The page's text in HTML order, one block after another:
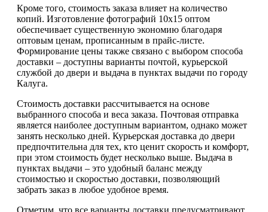
Кроме того, стоимость заказа влияет на количество
копий. Изготовление фотографий 10х15 оптом
обеспечивает существенную экономию благодаря
оптовым ценам, прописанным в прайс-листе.
Формирование цены также связано с выбором способа
доставки – доступны варианты почтой, курьерской
службой до двери и выдача в пунктах выдачи по городу
Калуга.
Стоимость доставки рассчитывается на основе
выбранного способа и веса заказа. Почтовая отправка
является наиболее доступным вариантом, однако может
занять несколько дней. Курьерская доставка до двери
предпочтительна для тех, кто ценит скорость и комфорт,
при этом стоимость будет несколько выше. Выдача в
пунктах выдачи – это удобный баланс между
стоимостью и скоростью доставки, позволяющий
забрать заказ в любое удобное время.
Отметим, что все варианты доставки предусматривают